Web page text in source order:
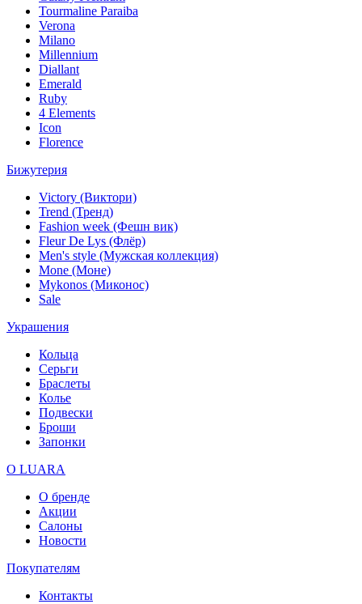
Tourmaline Paraiba
Verona
Milano
Millennium
Diallant
Emerald
Ruby
4 Elements
Icon
Florence
Бижутерия
Victory (Виктори)
Trend (Тренд)
Fashion week (Фешн вик)
Fleur De Lys (Флёр)
Men's style (Мужская коллекция)
Mone (Моне)
Mykonos (Миконос)
Sale
Украшения
Кольца
Серьги
Браслеты
Колье
Подвески
Броши
Запонки
О LUARA
О бренде
Акции
Салоны
Новости
Покупателям
Контакты